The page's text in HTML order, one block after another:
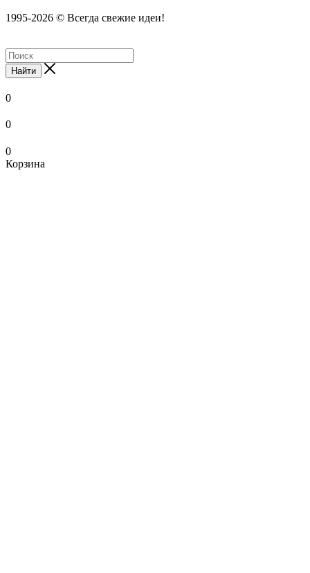
1995-2026 © Всегда свежие идеи!
Найти
0
0
0
Корзина